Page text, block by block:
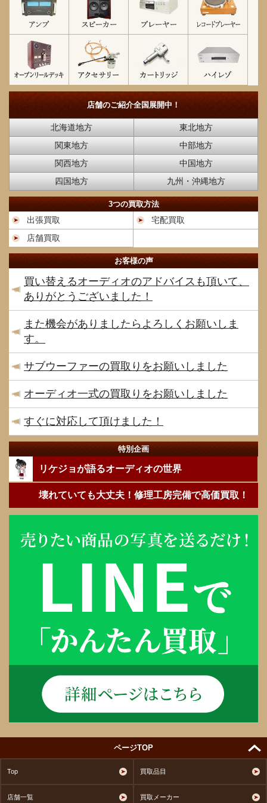
店舗のご紹介全国展開中！
北海道地方
東北地方
関東地方
中部地方
関西地方
中国地方
四国地方
九州・沖縄地方
3つの買取方法
出張買取
宅配買取
店舗買取
お客様の声
買い替えるオーディオのアドバイスも頂いて、
ありがとうございました！
また機会がありましたらよろしくお願いしま
す。
サブウーファーの買取りをお願いしました
オーディオ一式の買取りをお願いしました
すぐに対応して頂けました！
特別企画
リケジョが語るオーディオの世界
壊れていても大丈夫！修理工房完備で高価買取！
ページTOP
Top 買取品目
店舗一覧 買取メーカー